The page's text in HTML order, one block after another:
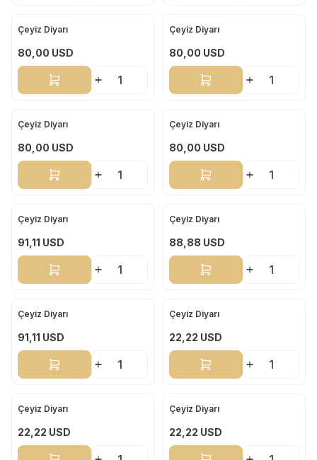
Yeni
Çeyiz Diyarı
80,00 USD
Sepete Ekle
Yeni
Çeyiz Diyarı
80,00 USD
Sepete Ekle
Yeni
Çeyiz Diyarı
80,00 USD
Sepete Ekle
Yeni
Çeyiz Diyarı
80,00 USD
Sepete Ekle
Yeni
Çeyiz Diyarı
91,11 USD
Sepete Ekle
Yeni
Çeyiz Diyarı
88,88 USD
Sepete Ekle
Yeni
Çeyiz Diyarı
91,11 USD
Sepete Ekle
Yeni
Çeyiz Diyarı
22,22 USD
Sepete Ekle
Yeni
Çeyiz Diyarı
22,22 USD
Yeni
Çeyiz Diyarı
22,22 USD